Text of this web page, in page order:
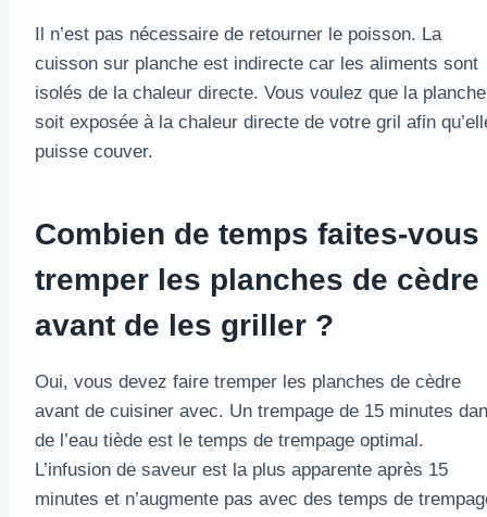
Il n’est pas nécessaire de retourner le poisson. La
cuisson sur planche est indirecte car les aliments sont
isolés de la chaleur directe. Vous voulez que la planche
soit exposée à la chaleur directe de votre gril afin
puisse couver.
Combien de temps faites-vous
tremper les planches de cèdre
avant de les griller ?
Oui, vous devez faire tremper les planches de cèdre
avant de cuisiner avec. Un trempage de 15 minutes
de l’eau tiède est le temps de trempage optimal.
L’infusion de saveur est la plus apparente après 15
minutes et n’augmente pas avec des temps de